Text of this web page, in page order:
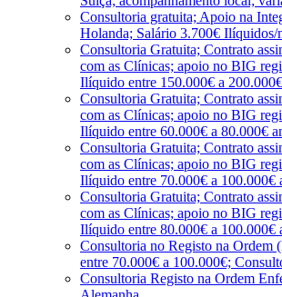
Consultoria gratuita; Apoio na
Holanda; Salário 3.700€ Ilíquidos/
Consultoria Gratuita; Contrato
com as Clínicas; apoio no BIG
Ilíquido entre 150.000€ a
Consultoria Gratuita; Contrato
com as Clínicas; apoio no BIG
Ilíquido entre 60.000€ a 80.000€
Consultoria Gratuita; Contrato
com as Clínicas; apoio no BIG
Ilíquido entre 70.000€ a 100.000€
Consultoria Gratuita; Contrato
com as Clínicas; apoio no BIG
Ilíquido entre 80.000€ a 100.000€
Consultoria no Registo na Ordem
entre 70.000€ a 100.000€;
Consultoria Registo na Ordem